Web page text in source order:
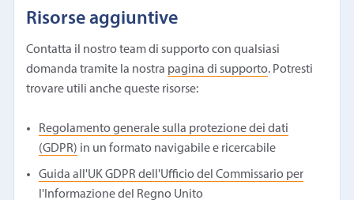
Risorse aggiuntive
Contatta il nostro team di supporto con qualsiasi
domanda tramite la nostra pagina di supporto. Potresti
trovare utili anche queste risorse:
Regolamento generale sulla protezione dei dati
(GDPR) in un formato navigabile e ricercabile
Guida all'UK GDPR dell'Ufficio del Commissario per
l'Informazione del Regno Unito